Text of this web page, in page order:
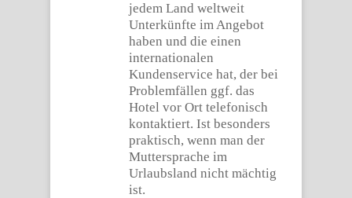
jedem Land weltweit
Unterkünfte im Angebot
haben und die einen
internationalen
Kundenservice hat, der bei
Problemfällen ggf. das
Hotel vor Ort telefonisch
kontaktiert. Ist besonders
praktisch, wenn man der
Muttersprache im
Urlaubsland nicht mächtig
ist.